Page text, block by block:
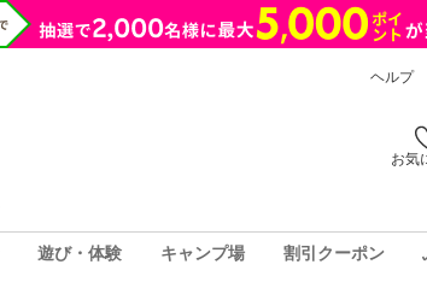
ヘルプ
お気
遊び・体験 キャンプ場 割引クーポン